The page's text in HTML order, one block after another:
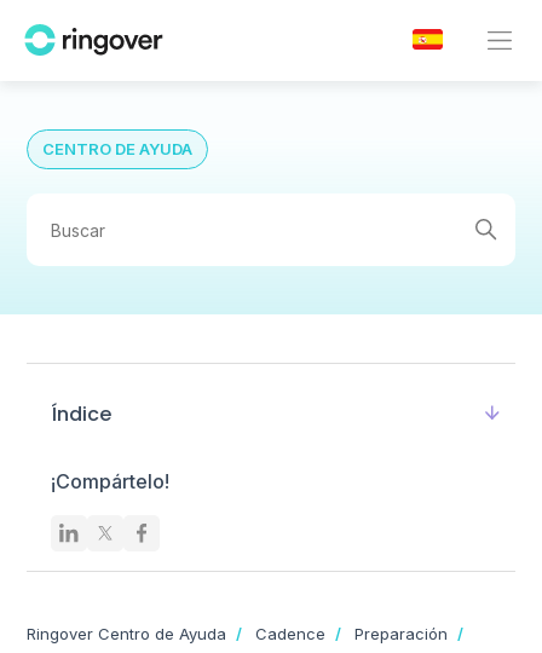
CENTRO DE AYUDA
Índice
¡Compártelo!
Ringover Centro de Ayuda Cadence
Preparación